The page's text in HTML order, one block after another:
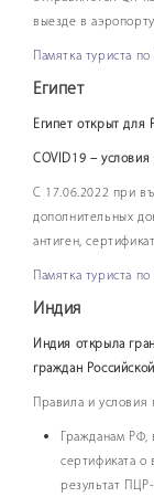
выезде в
Памятка туриста
Египет
Египет открыт для
COVID19 – условия
С 17.06.2022 при
дополнительных
антиген,
Памятка туриста по
Индия
Индия открыла
граждан
Правила и
Гражданам
сертификата о
результат